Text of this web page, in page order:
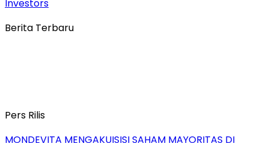
Investors
Berita Terbaru
Pers Rilis
MONDEVITA MENGAKUISISI SAHAM MAYORITAS DI